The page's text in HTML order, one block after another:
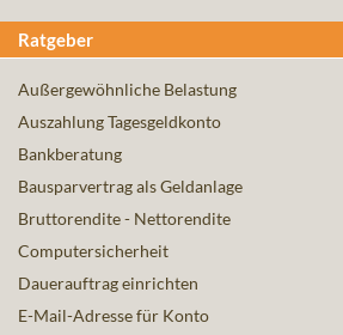
Ratgeber
Außergewöhnliche Belastung
Auszahlung Tagesgeldkonto
Bankberatung
Bausparvertrag als Geldanlage
Bruttorendite - Nettorendite
Computersicherheit
Dauerauftrag einrichten
E-Mail-Adresse für Konto